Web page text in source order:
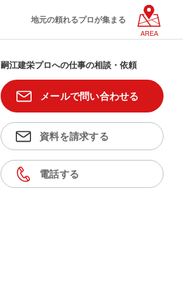
地元の頼れるプロが集まる
AREA
嗣江建栄プロへの仕事の相談・依頼
メールで問い合わせる
資料を請求する
電話する